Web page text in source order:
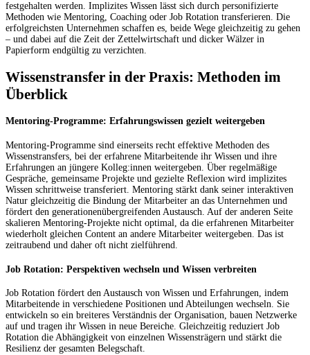
festgehalten werden. Implizites Wissen lässt sich durch personifizierte
Methoden wie Mentoring, Coaching oder Job Rotation transferieren. Die
erfolgreichsten Unternehmen schaffen es, beide Wege gleichzeitig zu gehen
– und dabei auf die Zeit der Zettelwirtschaft und dicker Wälzer in
Papierform endgültig zu verzichten.
Wissenstransfer in der Praxis: Methoden im
Überblick
Mentoring-Programme: Erfahrungswissen gezielt weitergeben
Mentoring-Programme sind einerseits recht effektive Methoden des
Wissenstransfers, bei der erfahrene Mitarbeitende ihr Wissen und ihre
Erfahrungen an jüngere Kolleg:innen weitergeben. Über regelmäßige
Gespräche, gemeinsame Projekte und gezielte Reflexion wird implizites
Wissen schrittweise transferiert. Mentoring stärkt dank seiner interaktiven
Natur gleichzeitig die Bindung der Mitarbeiter an das Unternehmen und
fördert den generationenübergreifenden Austausch. Auf der anderen Seite
skalieren Mentoring-Projekte nicht optimal, da die erfahrenen Mitarbeiter
wiederholt gleichen Content an andere Mitarbeiter weitergeben. Das ist
zeitraubend und daher oft nicht zielführend.
Job Rotation: Perspektiven wechseln und Wissen verbreiten
Job Rotation fördert den Austausch von Wissen und Erfahrungen, indem
Mitarbeitende in verschiedene Positionen und Abteilungen wechseln. Sie
entwickeln so ein breiteres Verständnis der Organisation, bauen Netzwerke
auf und tragen ihr Wissen in neue Bereiche. Gleichzeitig reduziert Job
Rotation die Abhängigkeit von einzelnen Wissensträgern und stärkt die
Resilienz der gesamten Belegschaft.